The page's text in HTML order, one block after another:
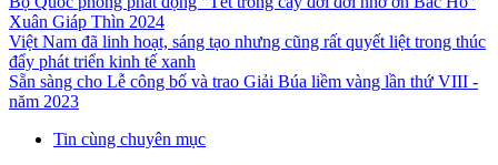
Xuân Giáp Thìn 2024
Việt Nam đã linh hoạt, sáng tạo nhưng cũng rất quyết liệt trong thúc
đẩy phát triển kinh tế xanh
Sẵn sàng cho Lễ công bố và trao Giải Búa liềm vàng lần thứ VIII -
năm 2023
Tin cùng chuyên mục